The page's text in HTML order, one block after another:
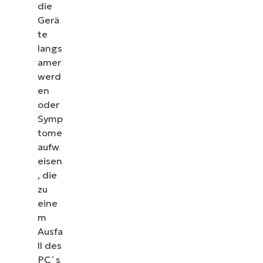
die
Gerä
te
langs
amer
werd
en
oder
Symp
tome
aufw
eisen
, die
zu
eine
m
Ausfa
ll des
PC`s
Sehen Sie sich unsere On-Demand-Demos an
NinjaOne IT-Aufgaben wie Endpunkt-